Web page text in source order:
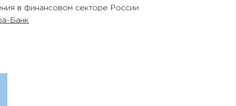
в финансовом секторе России.
Банк